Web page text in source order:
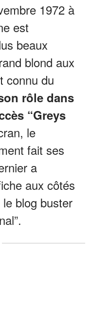
1972 à
est
beaux
blond aux
connu du
rôle dans
“Greys
le
fait ses
a
aux côtés
blog buster